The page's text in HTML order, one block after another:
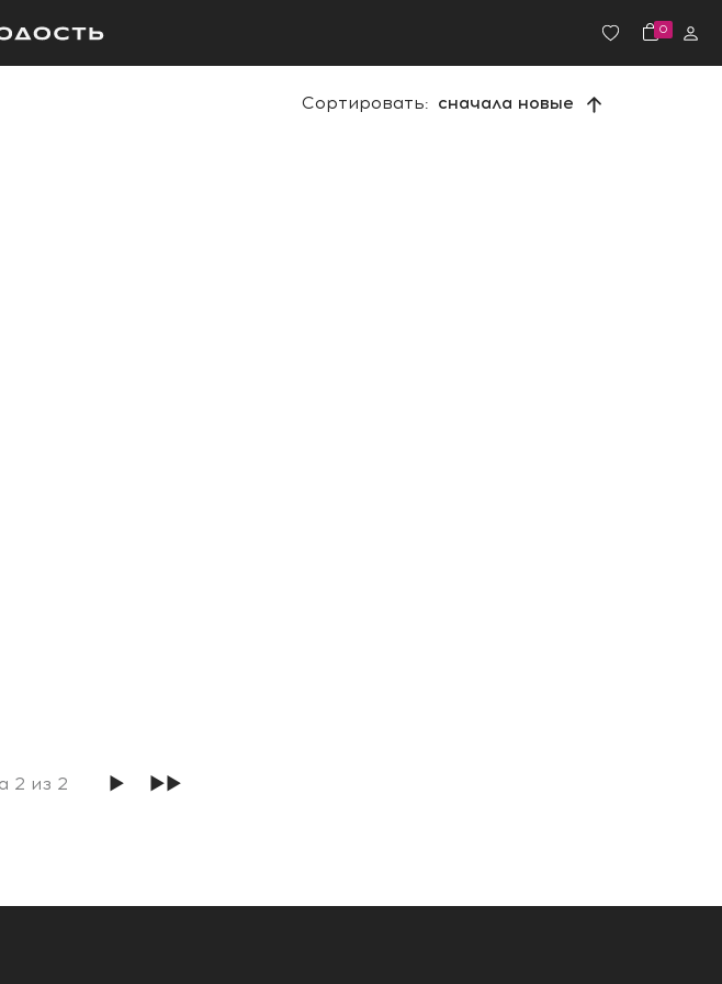
0
Сортировать: сначала новые
2 из 2 ▶ ▶▶